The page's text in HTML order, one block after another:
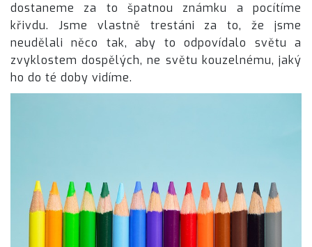
dostaneme za to špatnou známku a pocítíme
křivdu. Jsme vlastně trestáni za to, že jsme
neudělali něco tak, aby to odpovídalo světu a
zvyklostem dospělých, ne světu kouzelnému, jaký
ho do té doby vidíme.